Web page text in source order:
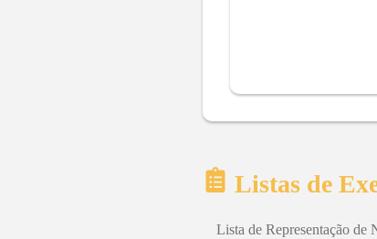
Listas de
Lista de Representação de